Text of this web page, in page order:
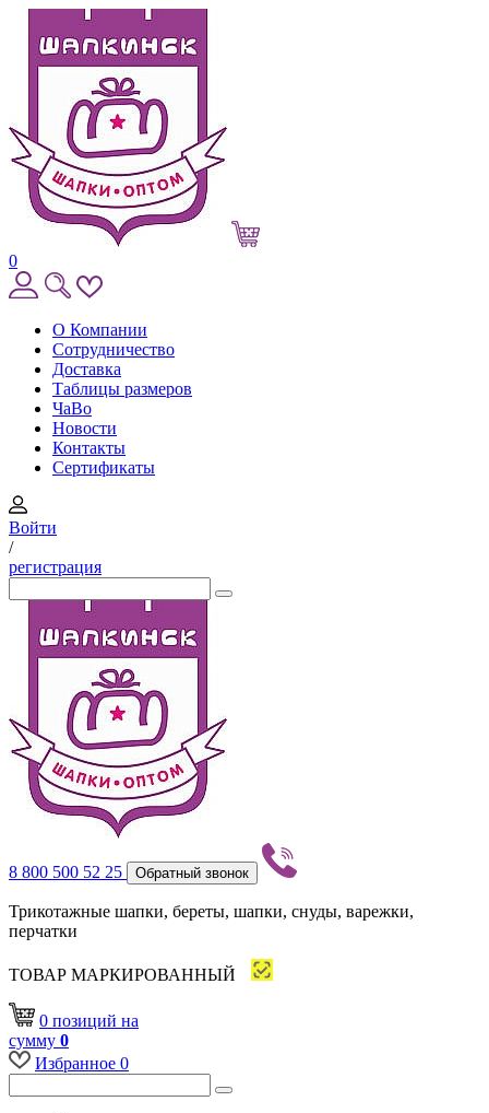
0
О Компании
Сотрудничество
Доставка
Таблицы размеров
ЧаВо
Новости
Контакты
Сертификаты
Войти
/
регистрация
8 800 500 52 25 Обратный звонок
Трикотажные шапки, береты, шапки, снуды, варежки,
перчатки
ТОВАР МАРКИРОВАННЫЙ
0 позиций на
сумму 0
Избранное 0